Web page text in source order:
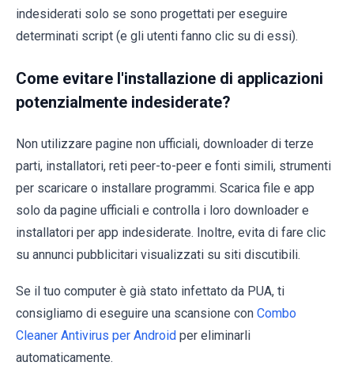
indesiderati solo se sono progettati per eseguire
determinati script (e gli utenti fanno clic su di essi).
Come evitare l'installazione di applicazioni
potenzialmente indesiderate?
Non utilizzare pagine non ufficiali, downloader di terze
parti, installatori, reti peer-to-peer e fonti simili, strumenti
per scaricare o installare programmi. Scarica file e app
solo da pagine ufficiali e controlla i loro downloader e
installatori per app indesiderate. Inoltre, evita di fare clic
su annunci pubblicitari visualizzati su siti discutibili.
Se il tuo computer è già stato infettato da PUA, ti
consigliamo di eseguire una scansione con Combo
Cleaner Antivirus per Android per eliminarli
automaticamente.